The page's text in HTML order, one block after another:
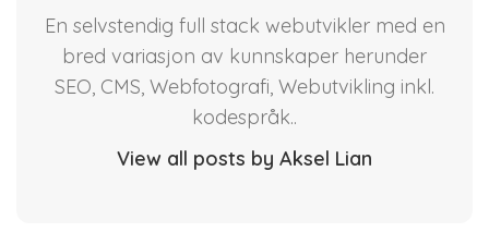
En selvstendig full stack webutvikler med en
bred variasjon av kunnskaper herunder
SEO, CMS, Webfotografi, Webutvikling inkl.
kodespråk..
View all posts by Aksel Lian